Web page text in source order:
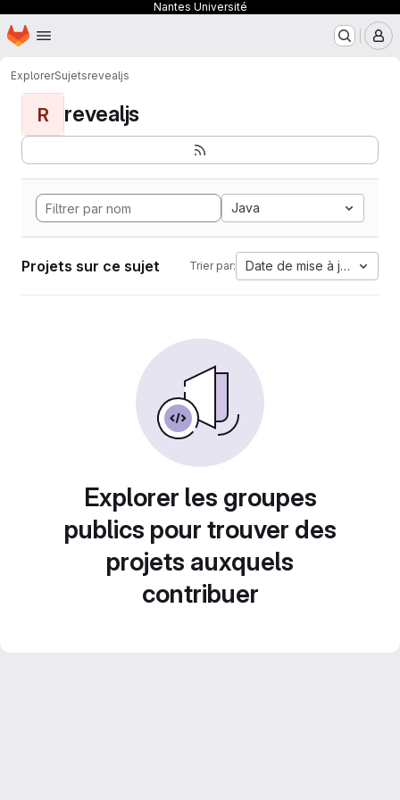
Nantes Université
Passer au contenu principal
Page d'accueil
ExplorerSujetsrevealjs
R revealjs
Java
Projets sur ce sujet Trier par: Date de mise à jour
Explorer les groupes
publics pour trouver des
projets auxquels
contribuer